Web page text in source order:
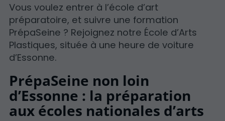
Vous voulez entrer à l’école d’art
préparatoire, et suivre une formation
PrépaSeine ? Rejoignez notre École d’Arts
Plastiques, située à une heure de voiture
d’Essonne.
PrépaSeine non loin
d’Essonne : la préparation
aux écoles nationales d’arts